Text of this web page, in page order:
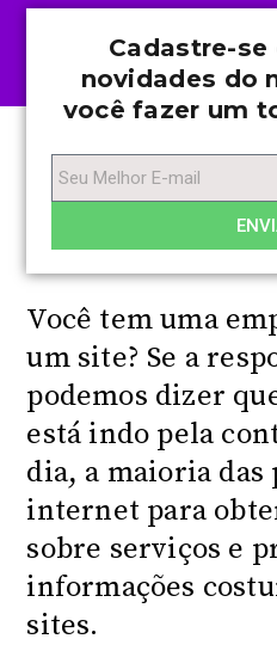
Cadastre-se
novidades do
você fazer um
Você tem uma
um site? Se a
podemos dizer
está indo pela
dia, a maioria das
internet para
sobre serviços e
informações
sites.